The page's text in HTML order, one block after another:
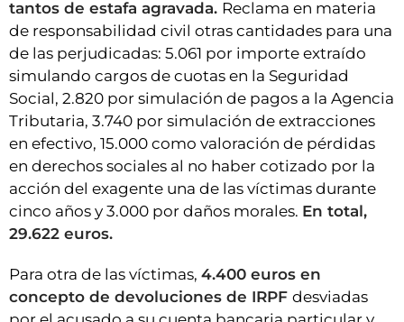
tantos de estafa agravada. Reclama en materia
de responsabilidad civil otras cantidades para una
de las perjudicadas: 5.061 por importe extraído
simulando cargos de cuotas en la Seguridad
Social, 2.820 por simulación de pagos a la Agencia
Tributaria, 3.740 por simulación de extracciones
en efectivo, 15.000 como valoración de pérdidas
en derechos sociales al no haber cotizado por la
acción del exagente una de las víctimas durante
cinco años y 3.000 por daños morales. En total,
29.622 euros.
Para otra de las víctimas, 4.400 euros en
concepto de devoluciones de IRPF desviadas